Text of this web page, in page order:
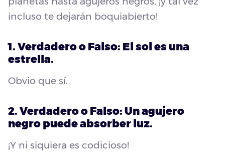
incluso te dejarán boquiabierto!
1. Verdadero o Falso: El sol es una
estrella.
Obvio que sí.
2. Verdadero o Falso: Un agujero
negro puede absorber luz.
¡Y ni siquiera es codicioso!